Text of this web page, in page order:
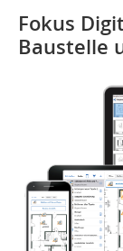
Fokus
Baustelle